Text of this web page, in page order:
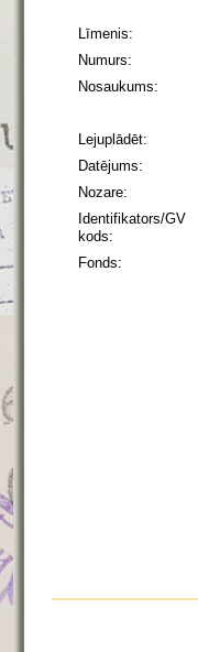
Līmenis:
Numurs:
Nosaukums:
Lejuplādēt:
Datējums:
Nozare:
Identifikators/GV
kods:
Fonds: